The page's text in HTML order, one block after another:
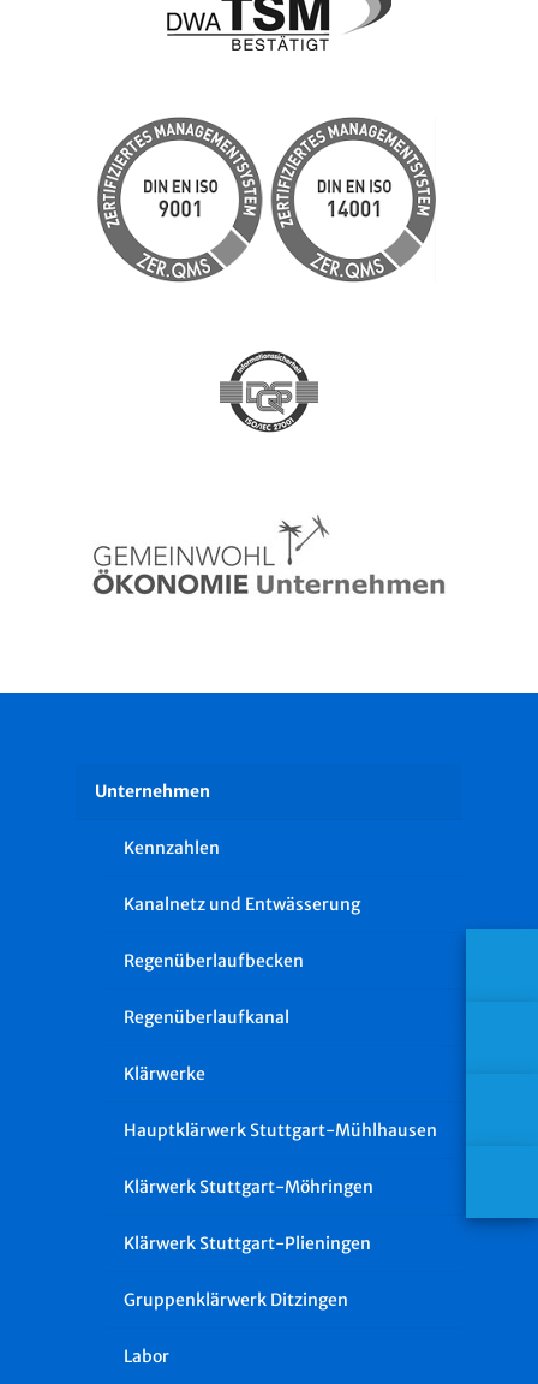
Unternehmen
Kennzahlen
Kanalnetz und Entwässerung
Regenüberlaufbecken
Regenüberlaufkanal
Klärwerke
Hauptklärwerk Stuttgart-Mühlhausen
Klärwerk Stuttgart-Möhringen
Klärwerk Stuttgart-Plieningen
Gruppenklärwerk Ditzingen
Labor